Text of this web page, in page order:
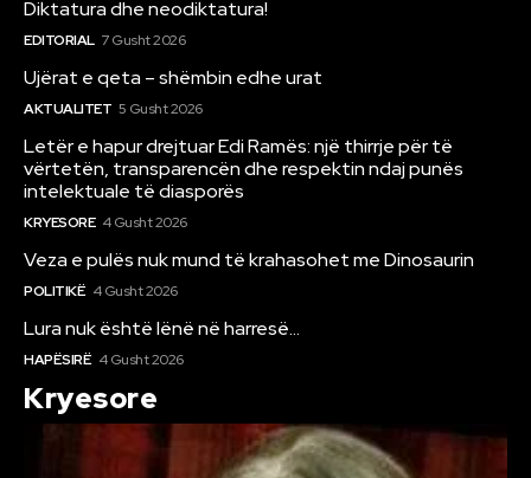
Diktatura dhe neodiktatura!
EDITORIAL 7 Gusht 2026
Ujërat e qeta – shëmbin edhe urat
AKTUALITET 5 Gusht 2026
Letër e hapur drejtuar Edi Ramës: një thirrje për të
vërtetën, transparencën dhe respektin ndaj punës
intelektuale të diasporës
KRYESORE 4 Gusht 2026
Veza e pulës nuk mund të krahasohet me Dinosaurin
POLITIKË 4 Gusht 2026
Lura nuk është lënë në harresë…
HAPËSIRË 4 Gusht 2026
Kryesore